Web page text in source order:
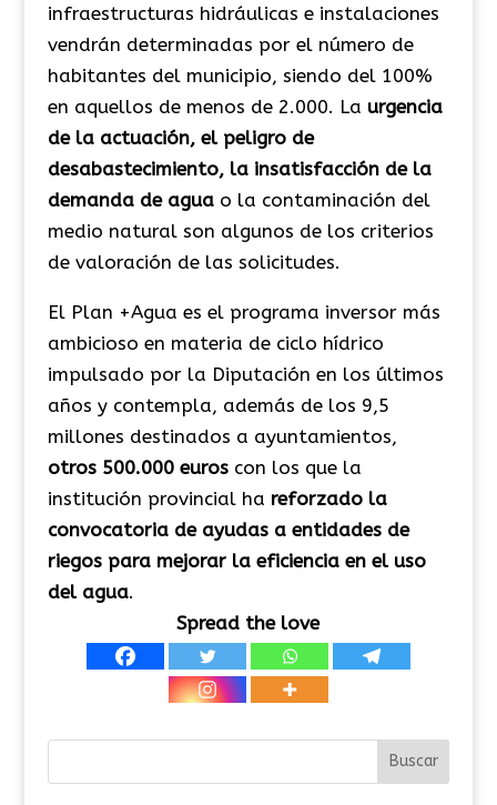
infraestructuras hidráulicas e instalaciones
vendrán determinadas por el número de
habitantes del municipio, siendo del 100%
en aquellos de menos de 2.000. La urgencia
de la actuación, el peligro de
desabastecimiento, la insatisfacción de la
demanda de aguao la contaminación del
medio natural son algunos de los criterios
de valoración de las solicitudes.
El Plan +Agua es el programa inversor más
ambicioso en materia de ciclo hídrico
impulsado por la Diputación en los últimos
años y contempla, además de los 9,5
millones destinados a ayuntamientos,
otros 500.000 euros con los que la
institución provincial ha reforzado la
convocatoria de ayudas a entidades de
riegos para mejorar la eficiencia en el uso
del agua.
Spread the love